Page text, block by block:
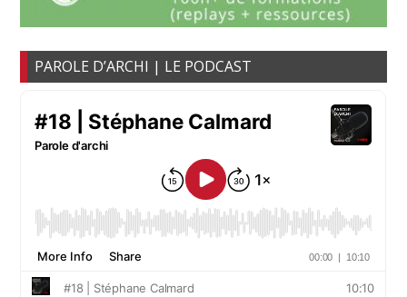
PAROLE D’ARCHI | LE PODCAST